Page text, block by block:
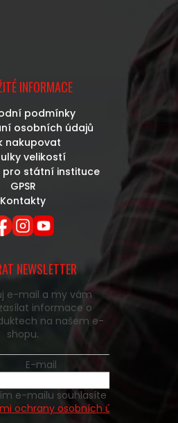
INFORMACE
podmínky
osobních údajů
nakupovat
velikostí
pro státní instituce
GPSR
Kontakty
NEWSLETTER
e-mail a my vám
informace o
na našem e-
shopu.
E-mail
ochrany osobních údajů